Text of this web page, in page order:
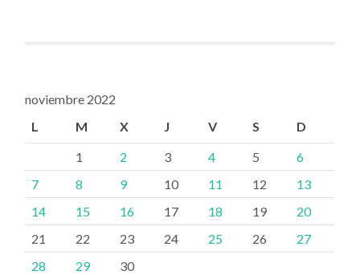
noviembre 2022
L
M X J V S D
1 2 3 4 5
6
7
8 9 10 11 12
13
14
15 16 17 18 19
20
21
22 23 24 25 26
27
28
29 30